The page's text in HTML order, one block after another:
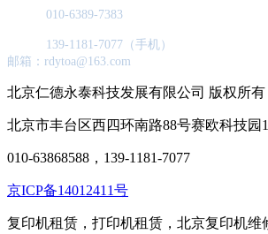
010-6389-7383
139-1181-7077（手机）
邮箱：rdytoa@163.com
北京仁德永泰科技发展有限公司 版权所有
北京市丰台区西四环南路88号赛欧科技园
010-63868588，139-1181-7077
京ICP备14012411号
复印机租赁，打印机租赁，北京复印机维